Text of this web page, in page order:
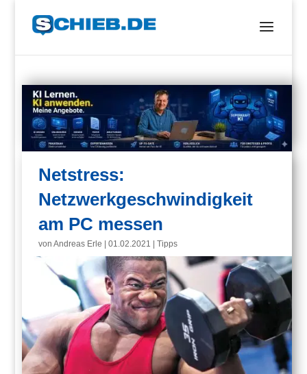
Netstress:
Netzwerkgeschwindigkeit
am PC messen
vonAndreas Erle |01.02.2021 |Tipps